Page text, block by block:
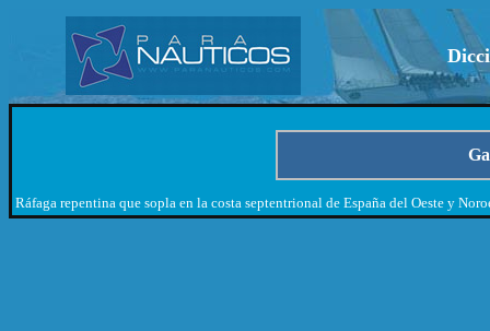
Ráfaga repentina que sopla en la costa septentrional de España del Oeste y